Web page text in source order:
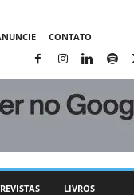
CONTATO
LIVROS